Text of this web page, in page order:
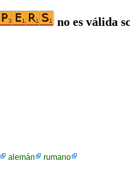
no es válida
alemán
rumano